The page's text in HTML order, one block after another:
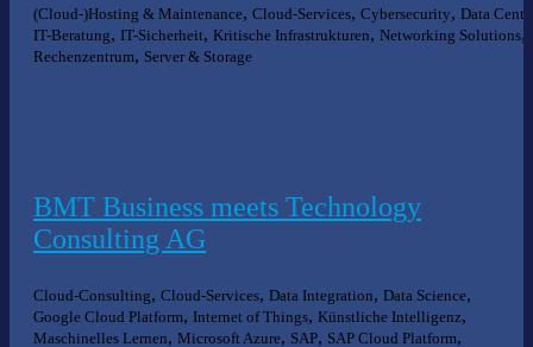
(Cloud-)Hosting & Maintenance, Cloud-Services, Cybersecurity, Data
IT-Beratung, IT-Sicherheit, Kritische Infrastrukturen, Networking Solutions,
Rechenzentrum, Server & Storage
BMT Business meets Technology
Consulting AG
Cloud-Consulting, Cloud-Services, Data Integration, Data Science,
Google Cloud Platform, Internet of Things, Künstliche Intelligenz,
Maschinelles Lernen, Microsoft Azure, SAP, SAP Cloud Platform,